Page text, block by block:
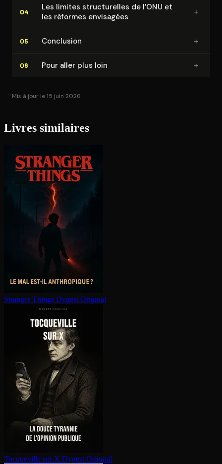
04
Les limites struc­tu­relles de l’ONU et
les réformes envisagées
+
05 Conclusion +
06 Pour aller plus loin +
Mis à jour le 15 juin 2026
Livres similaires
Stranger Things Dygest Original
Tocqueville sur X Dygest Original